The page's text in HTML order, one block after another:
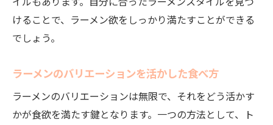
けることで、ラーメン欲をしっかり満たすことができる
でしょう。
ラーメンのバリエーションを活かした食べ方
ラーメンのバリエーションは無限で、それをどう活かす
かが食欲を満たす鍵となります。一つの方法として、ト